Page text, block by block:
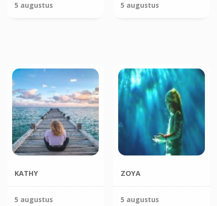
5 augustus 5 augustus
KATHY
5 augustus
ZOYA
5 augustus